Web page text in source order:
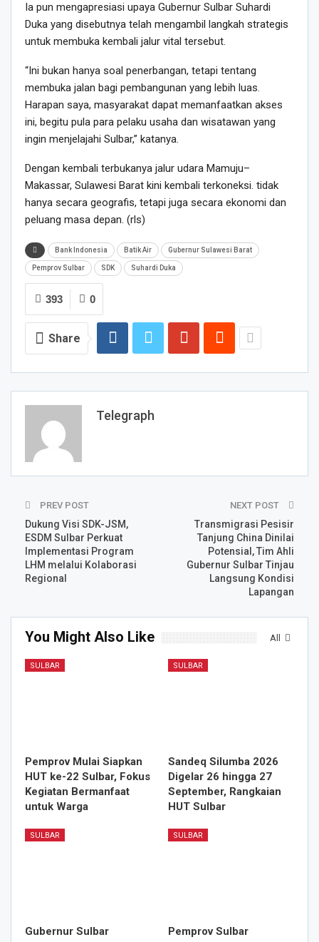
Ia pun mengapresiasi upaya Gubernur Sulbar Suhardi
Duka yang disebutnya telah mengambil langkah strategis
untuk membuka kembali jalur vital tersebut.
“Ini bukan hanya soal penerbangan, tetapi tentang
membuka jalan bagi pembangunan yang lebih luas.
Harapan saya, masyarakat dapat memanfaatkan akses
ini, begitu pula para pelaku usaha dan wisatawan yang
ingin menjelajahi Sulbar,” katanya.
Dengan kembali terbukanya jalur udara Mamuju–
Makassar, Sulawesi Barat kini kembali terkoneksi. tidak
hanya secara geografis, tetapi juga secara ekonomi dan
peluang masa depan. (rls)
Bank Indonesia Batik Air Gubernur Sulawesi Barat
Pemprov Sulbar SDK Suhardi Duka
0
393
Share
Telegraph
PREV POST
Dukung Visi SDK-JSM,
ESDM Sulbar Perkuat
Implementasi Program
LHM melalui Kolaborasi
Regional
NEXT POST
Transmigrasi Pesisir
Tanjung China Dinilai
Potensial, Tim Ahli
Gubernur Sulbar Tinjau
Langsung Kondisi
Lapangan
All
You Might Also Like
SULBAR
Pemprov Mulai Siapkan
HUT ke-22 Sulbar, Fokus
Kegiatan Bermanfaat
untuk Warga
SULBAR
Sandeq Silumba 2026
Digelar 26 hingga 27
September, Rangkaian
HUT Sulbar
SULBAR
Gubernur Sulbar
SULBAR
Pemprov Sulbar